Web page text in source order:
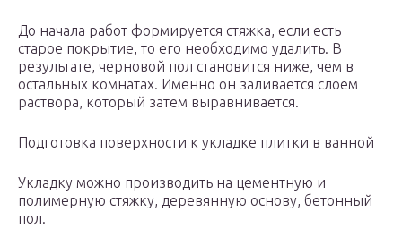
До начала работ формируется стяжка, если есть
старое покрытие, то его необходимо удалить. В
результате, черновой пол становится ниже, чем в
остальных комнатах. Именно он заливается слоем
раствора, который затем выравнивается.
Подготовка поверхности к укладке плитки в ванной
Укладку можно производить на цементную и
полимерную стяжку, деревянную основу, бетонный
пол.